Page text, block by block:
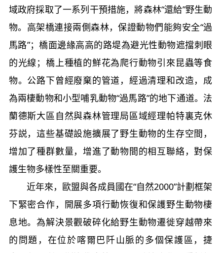
域政府採取了一系列干預措施，將森林“還給”野生動
物。高架橋連接兩側森林，保證動物們能夠安全“過
馬路”；橋面邊緣高高的路堤為避光性動物遮擋刺眼
的光線；橋上種植的鮮花為爬行動物引來昆蟲等食
物。公路下曾經廢棄的管道，經過清理和改造，成
為兩棲動物和小型哺乳動物“過馬路”的地下通道。法
蘭德斯大區自然與森林管理局區域經理帕特裏克休
芬説，這些基礎設施擴展了野生動物的生存空間，
增加了種群數量，增進了動物間的相互聯絡，對保
護生物多樣性至關重要。
近年來，歐盟與各成員國在“自然2000”計劃框架
下緊密合作，開展多項行動恢復和保護野生動物棲
息地。為解決景觀破碎化給野生動物遷徙穿越帶來
的問題，在位於喀爾巴阡山脈的多個保護區，捷